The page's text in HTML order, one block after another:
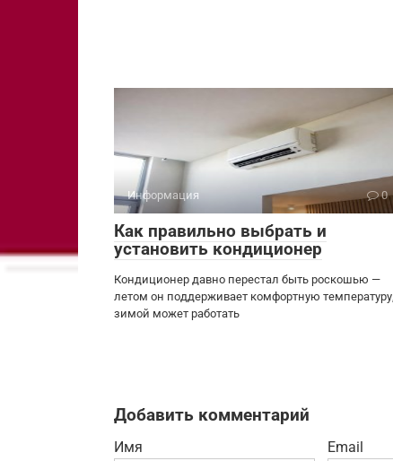
Информация 0
Как правильно выбрать и
установить кондиционер
Кондиционер давно перестал быть роскошью —
летом он поддерживает комфортную температуру,
зимой может работать
Добавить комментарий
Имя Email